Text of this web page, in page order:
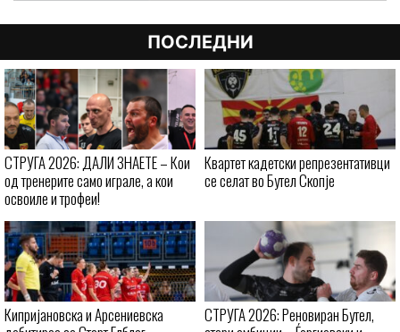
ПОСЛЕДНИ
СТРУГА 2026: ДАЛИ ЗНАЕТЕ – Кои
од тренерите само играле, а кои
освоиле и трофеи!
Квартет кадетски репрезентативци
се селат во Бутел Скопје
Кипријановска и Арсениевска
СТРУГА 2026: Реновиран Бутел,